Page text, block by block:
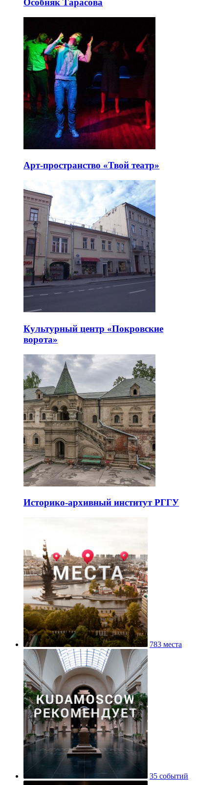
Особняк Тарасова
Арт-пространство «Твой театр»
Культурный центр «Покровские
ворота»
Историко-архивный институт РГГУ
783 места
35 событий